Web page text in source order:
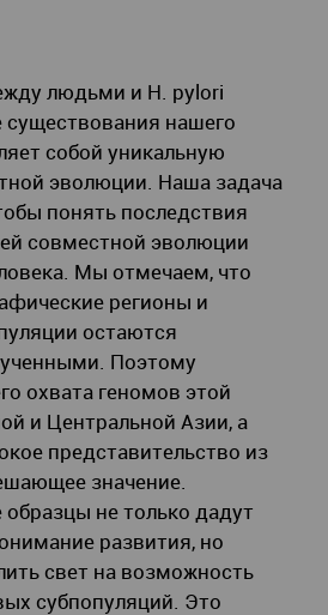
людьми и H. pylori
существования нашего
собой уникальную
эволюции. Наша задача
понять последствия
совместной эволюции
Мы отмечаем, что
регионы и
остаются
Поэтому
охвата геномов этой
и Центральной Азии, а
представительство из
значение.
не только дадут
развития, но
свет на возможность
субпопуляций. Это